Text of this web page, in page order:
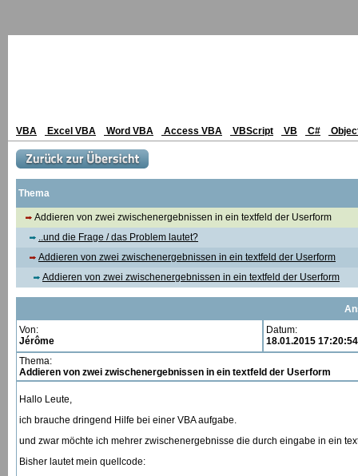
VBA Excel VBA Word VBA Access VBA VBScript VB C#
Thema
Addieren von zwei zwischenergebnissen in ein textfeld der Userform
..und die Frage / das Problem lautet?
Addieren von zwei zwischenergebnissen in ein textfeld der Userform
Addieren von zwei zwischenergebnissen in ein textfeld der Userform
Von:
Jérôme
Datum:
18.01.2015 17:20:54
Thema:
Addieren von zwei zwischenergebnissen in ein textfeld der Userform
Hallo Leute,
ich brauche dringend Hilfe bei einer VBA aufgabe.
und zwar möchte ich mehrer zwischenergebnisse die durch eingabe in ein
Bisher lautet mein quellcode: